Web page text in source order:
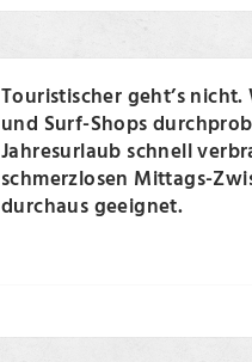
Touristischer geht’s
und Surf-Shops
Jahresurlaub schnell
schmerzlosen Mittags-
durchaus geeignet.